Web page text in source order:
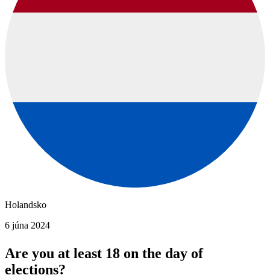
Holandsko
6 júna 2024
Are you at least 18 on the day of
elections?